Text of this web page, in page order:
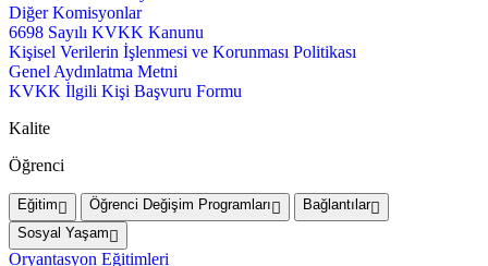
Diğer Komisyonlar
6698 Sayılı KVKK Kanunu
Kişisel Verilerin İşlenmesi ve Korunması Politikası
Genel Aydınlatma Metni
KVKK İlgili Kişi Başvuru Formu
Kalite
Öğrenci
Eğitim Öğrenci Değişim Programları
Bağlantılar
Sosyal Yaşam
Oryantasyon Eğitimleri